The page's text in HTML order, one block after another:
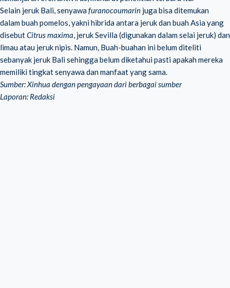
Selain jeruk Bali, senyawafuranocoumarin juga bisa ditemukan
dalam buah pomelos, yakni hibrida antara jeruk dan buah Asia yang
disebutCitrus maxima, jeruk Sevilla (digunakan dalam selai jeruk) dan
limau atau jeruk nipis. Namun, Buah-buahan ini belum diteliti
sebanyak jeruk Bali sehingga belum diketahui pasti apakah mereka
memiliki tingkat senyawa dan manfaat yang sama.
Sumber: Xinhua dengan pengayaan dari berbagai sumber
Laporan: Redaksi